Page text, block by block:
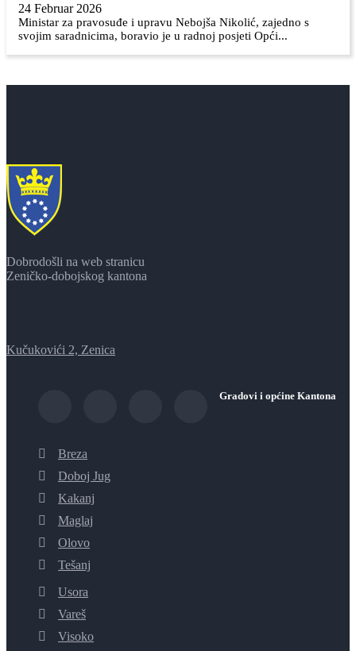
24 Februar 2026
Ministar za pravosuđe i upravu Nebojša Nikolić, zajedno s
svojim saradnicima, boravio je u radnoj posjeti Opći...
Dobrodošli na web stranicu
Zeničko-dobojskog kantona
Kučukovići 2, Zenica
Gradovi i općine Kantona
Breza
Doboj Jug
Kakanj
Maglaj
Olovo
Tešanj
Usora
Vareš
Visoko